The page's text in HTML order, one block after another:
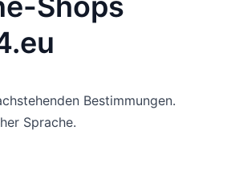
Bestimmungen.
Sprache.